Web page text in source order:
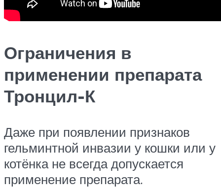
Ограничения в
применении препарата
Тронцил-К
Даже при появлении признаков
гельминтной инвазии у кошки или у
котёнка не всегда допускается
применение препарата.